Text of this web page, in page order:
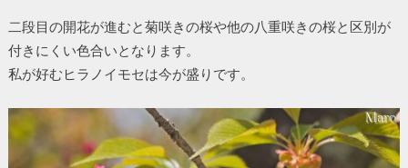
二段目の開花が進むと菊咲きの桜や他の八重咲きの桜と区別が
付きにくい色合いとなります。
私が好むヒラノイモセは今が盛りです。